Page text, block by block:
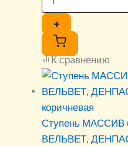
+
К сравнению
Ступень МАССИВ
ВЕЛЬВЕТ,